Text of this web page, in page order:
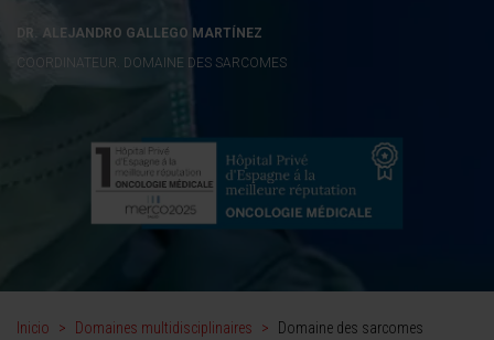
DR. ALEJANDRO GALLEGO MARTÍNEZ
COORDINATEUR. DOMAINE DES SARCOMES
Inicio > Domaines multidisciplinaires > Domaine des sarcomes